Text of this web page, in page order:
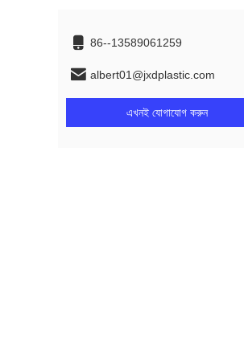
86--13589061259
albert01@jxdplastic.com
এখনই যোগাযোগ করুন